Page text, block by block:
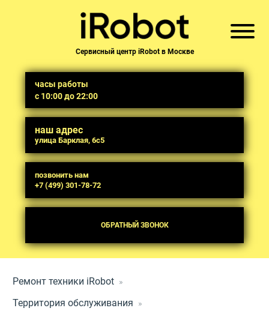
Сервисный центр iRobot в Москве
часы работы
с 10:00 до 22:00
наш адрес
улица Барклая, 6с5
позвонить нам
+7 (499) 301-78-72
ОБРАТНЫЙ ЗВОНОК
Ремонт техники iRobot
Территория обслуживания